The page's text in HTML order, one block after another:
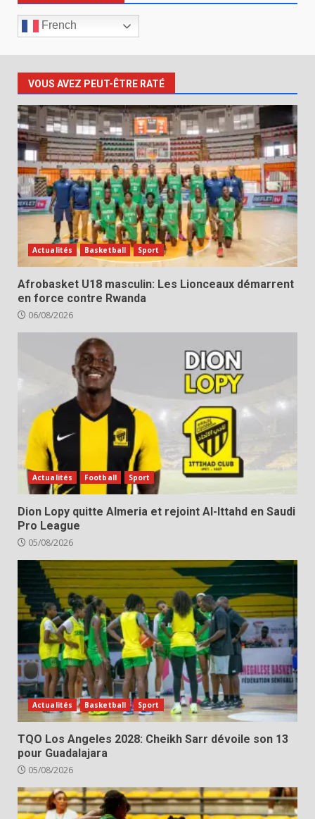
French
VOUS AVEZ PEUT-ÊTRE RATÉ
Actualités Basketball Sport
Afrobasket U18 masculin: Les Lionceaux démarrent
en force contre Rwanda
06/08/2026
Actualités Football Sport
Dion Lopy quitte Almeria et rejoint Al-Ittahd en Saudi
Pro League
05/08/2026
Actualités Basketball Sport
TQO Los Angeles 2028: Cheikh Sarr dévoile son 13
pour Guadalajara
05/08/2026